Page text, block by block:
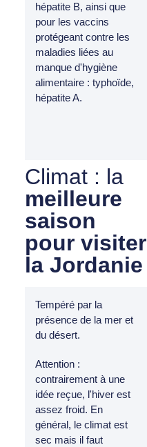
hépatite B, ainsi que
pour les vaccins
protégeant contre les
maladies liées au
manque d'hygiène
alimentaire : typhoïde,
hépatite A.
Climat : la
meilleure
saison
pour visiter
la Jordanie
Tempéré par la
présence de la mer et
du désert.
Attention :
contrairement à une
idée reçue, l'hiver est
assez froid. En
général, le climat est
sec mais il faut